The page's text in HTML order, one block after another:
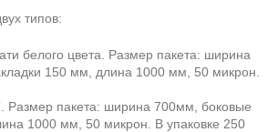
типов:
белого цвета. Размер пакета: ширина
150 мм, длина 1000 мм, 50 микрон.
Размер пакета: ширина 700мм, боковые
1000 мм, 50 микрон. В упаковке 250